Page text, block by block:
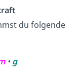
du folgende
•g